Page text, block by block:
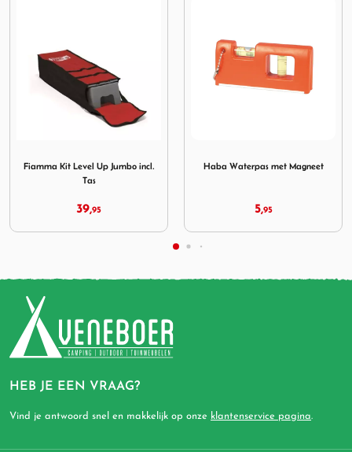
Haba Waterpas met Magneet
5,
DWS Stabilisatievoeten 4st.
9,
HEB JE EEN VRAAG?
Vind je antwoord snel en makkelijk op onze klantenservice pagina.